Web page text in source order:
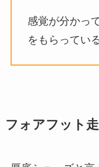
感覚が分かっ
をもらってい
フォアフット